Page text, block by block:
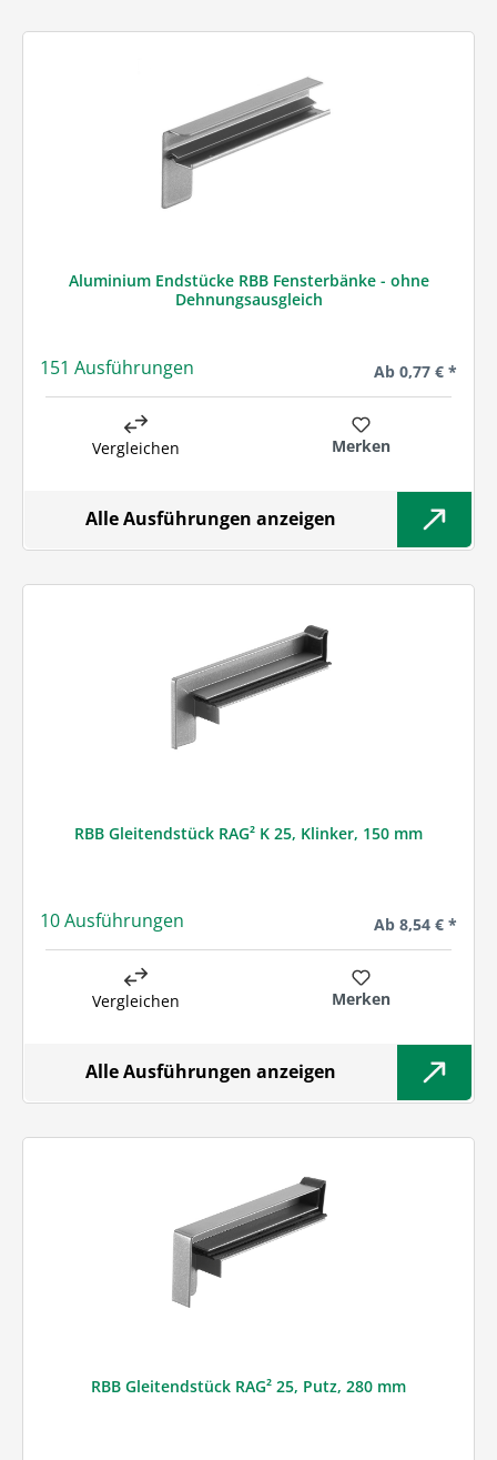
Aluminium Endstücke RBB Fensterbänke - ohne
Dehnungsausgleich
151 Ausführungen Regulärer Preis:
Ab 0,77 € *
Vergleichen Merken
Alle Ausführungen anzeigen
RBB Gleitendstück RAG² K 25, Klinker, 150 mm
10 Ausführungen Regulärer Preis:
Ab 8,54 € *
Vergleichen Merken
Alle Ausführungen anzeigen
RBB Gleitendstück RAG² 25, Putz, 280 mm